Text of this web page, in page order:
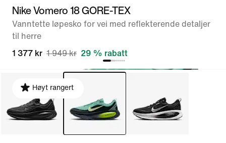
Nike Vomero 18 GORE-TEX
Vanntette løpesko for vei med reflekterende detaljer
til herre
1 377 kr 1 949 kr 29 % rabatt
Høyt rangert